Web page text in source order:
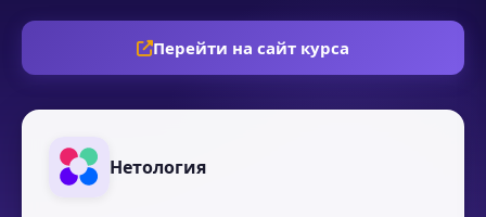
Перейти на сайт курса
Нетология